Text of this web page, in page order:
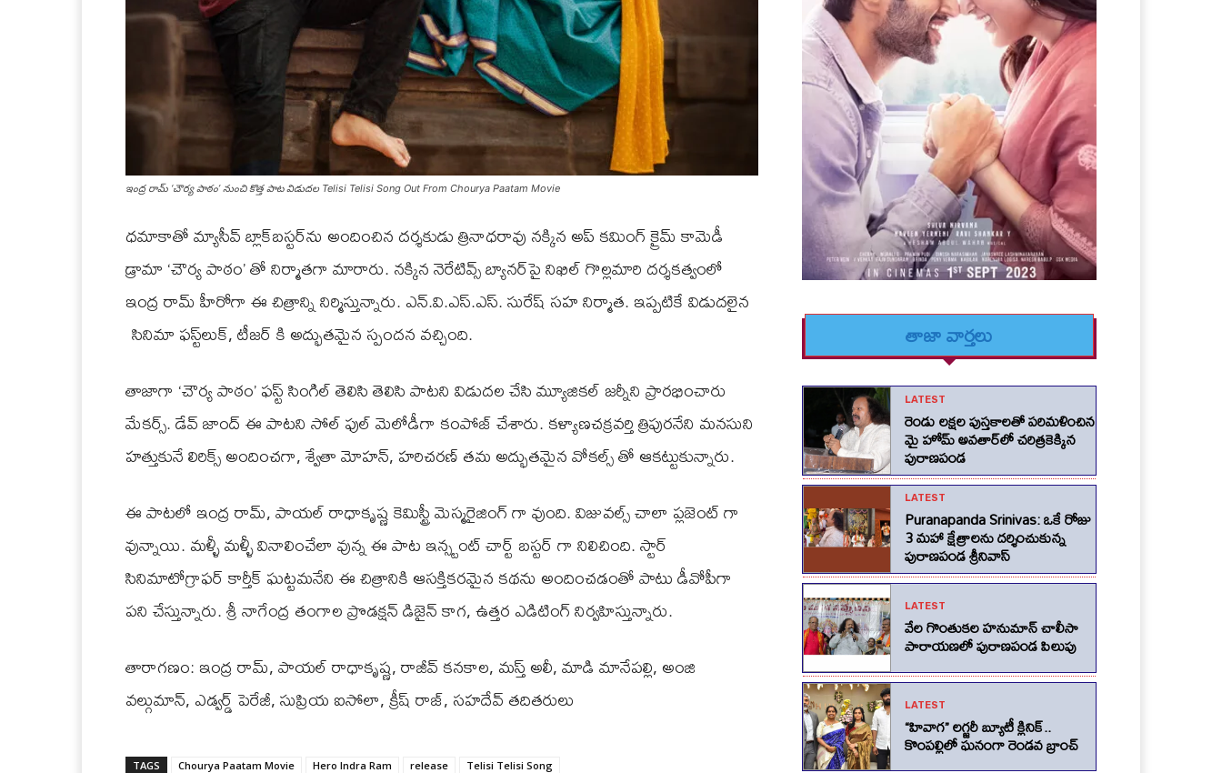
ఇంద్ర రామ్ ‘చౌర్య పాఠం’ నుంచి కొత్త పాట విడుదల Telisi Telisi Song Out From Chourya Paatam Movie
ధమాకాతో మ్యాసీవ్ బ్లాక్‌బస్టర్‌ను అందించిన దర్శకుడు త్రినాధరావు నక్కిన అప్ కమింగ్ క్రైమ్ కామెడీ
డ్రామా ‘చౌర్య పాఠం’ తో నిర్మాతగా మారారు. నక్కిన నెరేటివ్స్ బ్యానర్‌పై నిఖిల్ గొల్లమారి దర్శకత్వంలో
ఇంద్ర రామ్ హీరోగా ఈ చిత్రాన్ని నిర్మిస్తున్నారు. ఎన్.వి.ఎస్.ఎస్. సురేష్ సహ నిర్మాత. ఇప్పటికే విడుదలైన
సినిమా ఫస్ట్‌లుక్‌, టీజర్‌ కి అద్భుతమైన స్పందన వచ్చింది.
తాజాగా ‘చౌర్య పాఠం’ ఫస్ట్ సింగిల్ తెలిసి తెలిసి పాటని విడుదల చేసి మ్యూజికల్ జర్నీని ప్రారభించారు
మేకర్స్. డేవ్ జాంద్ ఈ పాటని సోల్ ఫుల్ మెలోడీగా కంపోజ్ చేశారు. కళ్యాణచక్రవర్తి త్రిపురనేని మనసుని
హత్తుకునే లిరిక్స్ అందించగా, శ్వేతా మోహన్, హరిచరణ్ తమ అద్భుతమైన వోకల్స్ తో ఆకట్టుకున్నారు.
ఈ పాటలో ఇంద్ర రామ్, పాయల్ రాధాకృష్ణ కెమిస్ట్రీ మెస్మరైజింగ్ గా వుంది. విజువల్స్ చాలా ప్లజెంట్ గా
వున్నాయి. మళ్ళీ మళ్ళీ వినాలించేలా వున్న ఈ పాట ఇన్స్టంట్ చార్ట్ బస్టర్ గా నిలిచింది. స్టార్
సినిమాటోగ్రాఫర్ కార్తీక్ ఘట్టమనేని ఈ చిత్రానికి ఆసక్తికరమైన కథను అందించడంతో పాటు డీవోపీగా
పని చేస్తున్నారు. శ్రీ నాగేంద్ర తంగాల ప్రొడక్షన్ డిజైన్ కాగ, ఉత్తర ఎడిటింగ్ నిర్వహిస్తున్నారు.
తారాగణం: ఇంద్ర రామ్, పాయల్ రాధాకృష్ణ, రాజీవ్ కనకాల, మస్త్ అలీ, మాడి మానేపల్లి, అంజి
వల్గుమాన్, ఎడ్వర్డ్ పెరేజీ, సుప్రియ ఐసోలా, క్రీష్ రాజ్, సహదేవ్ తదితరులు
TAGS Chourya Paatam Movie Hero Indra Ram release Telisi Telisi Song
తాజా వార్తలు
LATEST
రెండు లక్షల పుస్తకాలతో పరిమళించిన
మై హోమ్ అవతార్‌లో చరిత్రకెక్కిన
పురాణపండ
LATEST
Puranapanda Srinivas: ఒకే రోజు
3 మహా క్షేత్రాలను దర్శించుకున్న
పురాణపండ శ్రీనివాస్
LATEST
వేల గొంతుకల హనుమాన్ చాలీసా
పారాయణలో పురాణపండ పిలుపు
LATEST
“హివాగ” లగ్జరీ బ్యూటీ క్లినిక్..
కొంపల్లిలో ఘనంగా రెండవ బ్రాంచ్